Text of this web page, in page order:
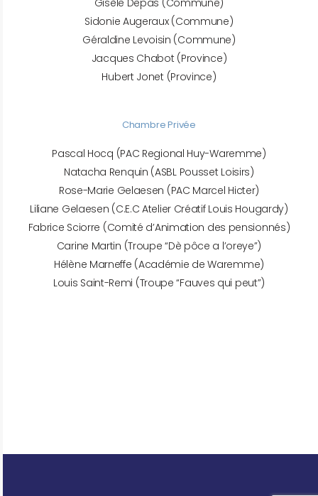
Gisèle Depas (Commune)
Sidonie Augeraux (Commune)
Géraldine Levoisin (Commune)
Jacques Chabot (Province)
Hubert Jonet (Province)
Chambre Privée
Pascal Hocq (PAC Regional Huy-Waremme)
Natacha Renquin (ASBL Pousset Loisirs)
Rose-Marie Gelaesen (PAC Marcel Hicter)
Liliane Gelaesen (C.E.C Atelier Créatif Louis Hougardy)
Fabrice Sciorre (Comité d’Animation des pensionnés)
Carine Martin (Troupe “Dè pôce a l’oreye”)
Hélène Marneffe (Académie de Waremme)
Louis Saint-Remi (Troupe “Fauves qui peut”)